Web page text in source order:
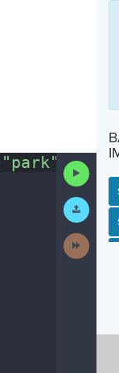
"park" )¬
Code
Submit
Work
Activity